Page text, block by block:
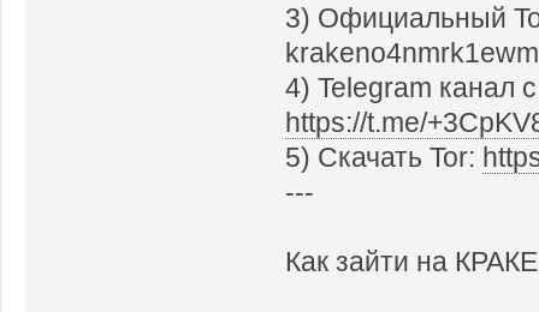
3) Официальный
4) Telegram канал
https://t.me/
5) Скачать Tor:
---
Как зайти на